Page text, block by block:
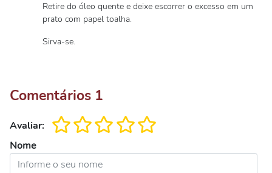
Retire do óleo quente e deixe escorrer o excesso em um
prato com papel toalha.
Sirva-se.
Comentários 1
Avaliar:
Nome